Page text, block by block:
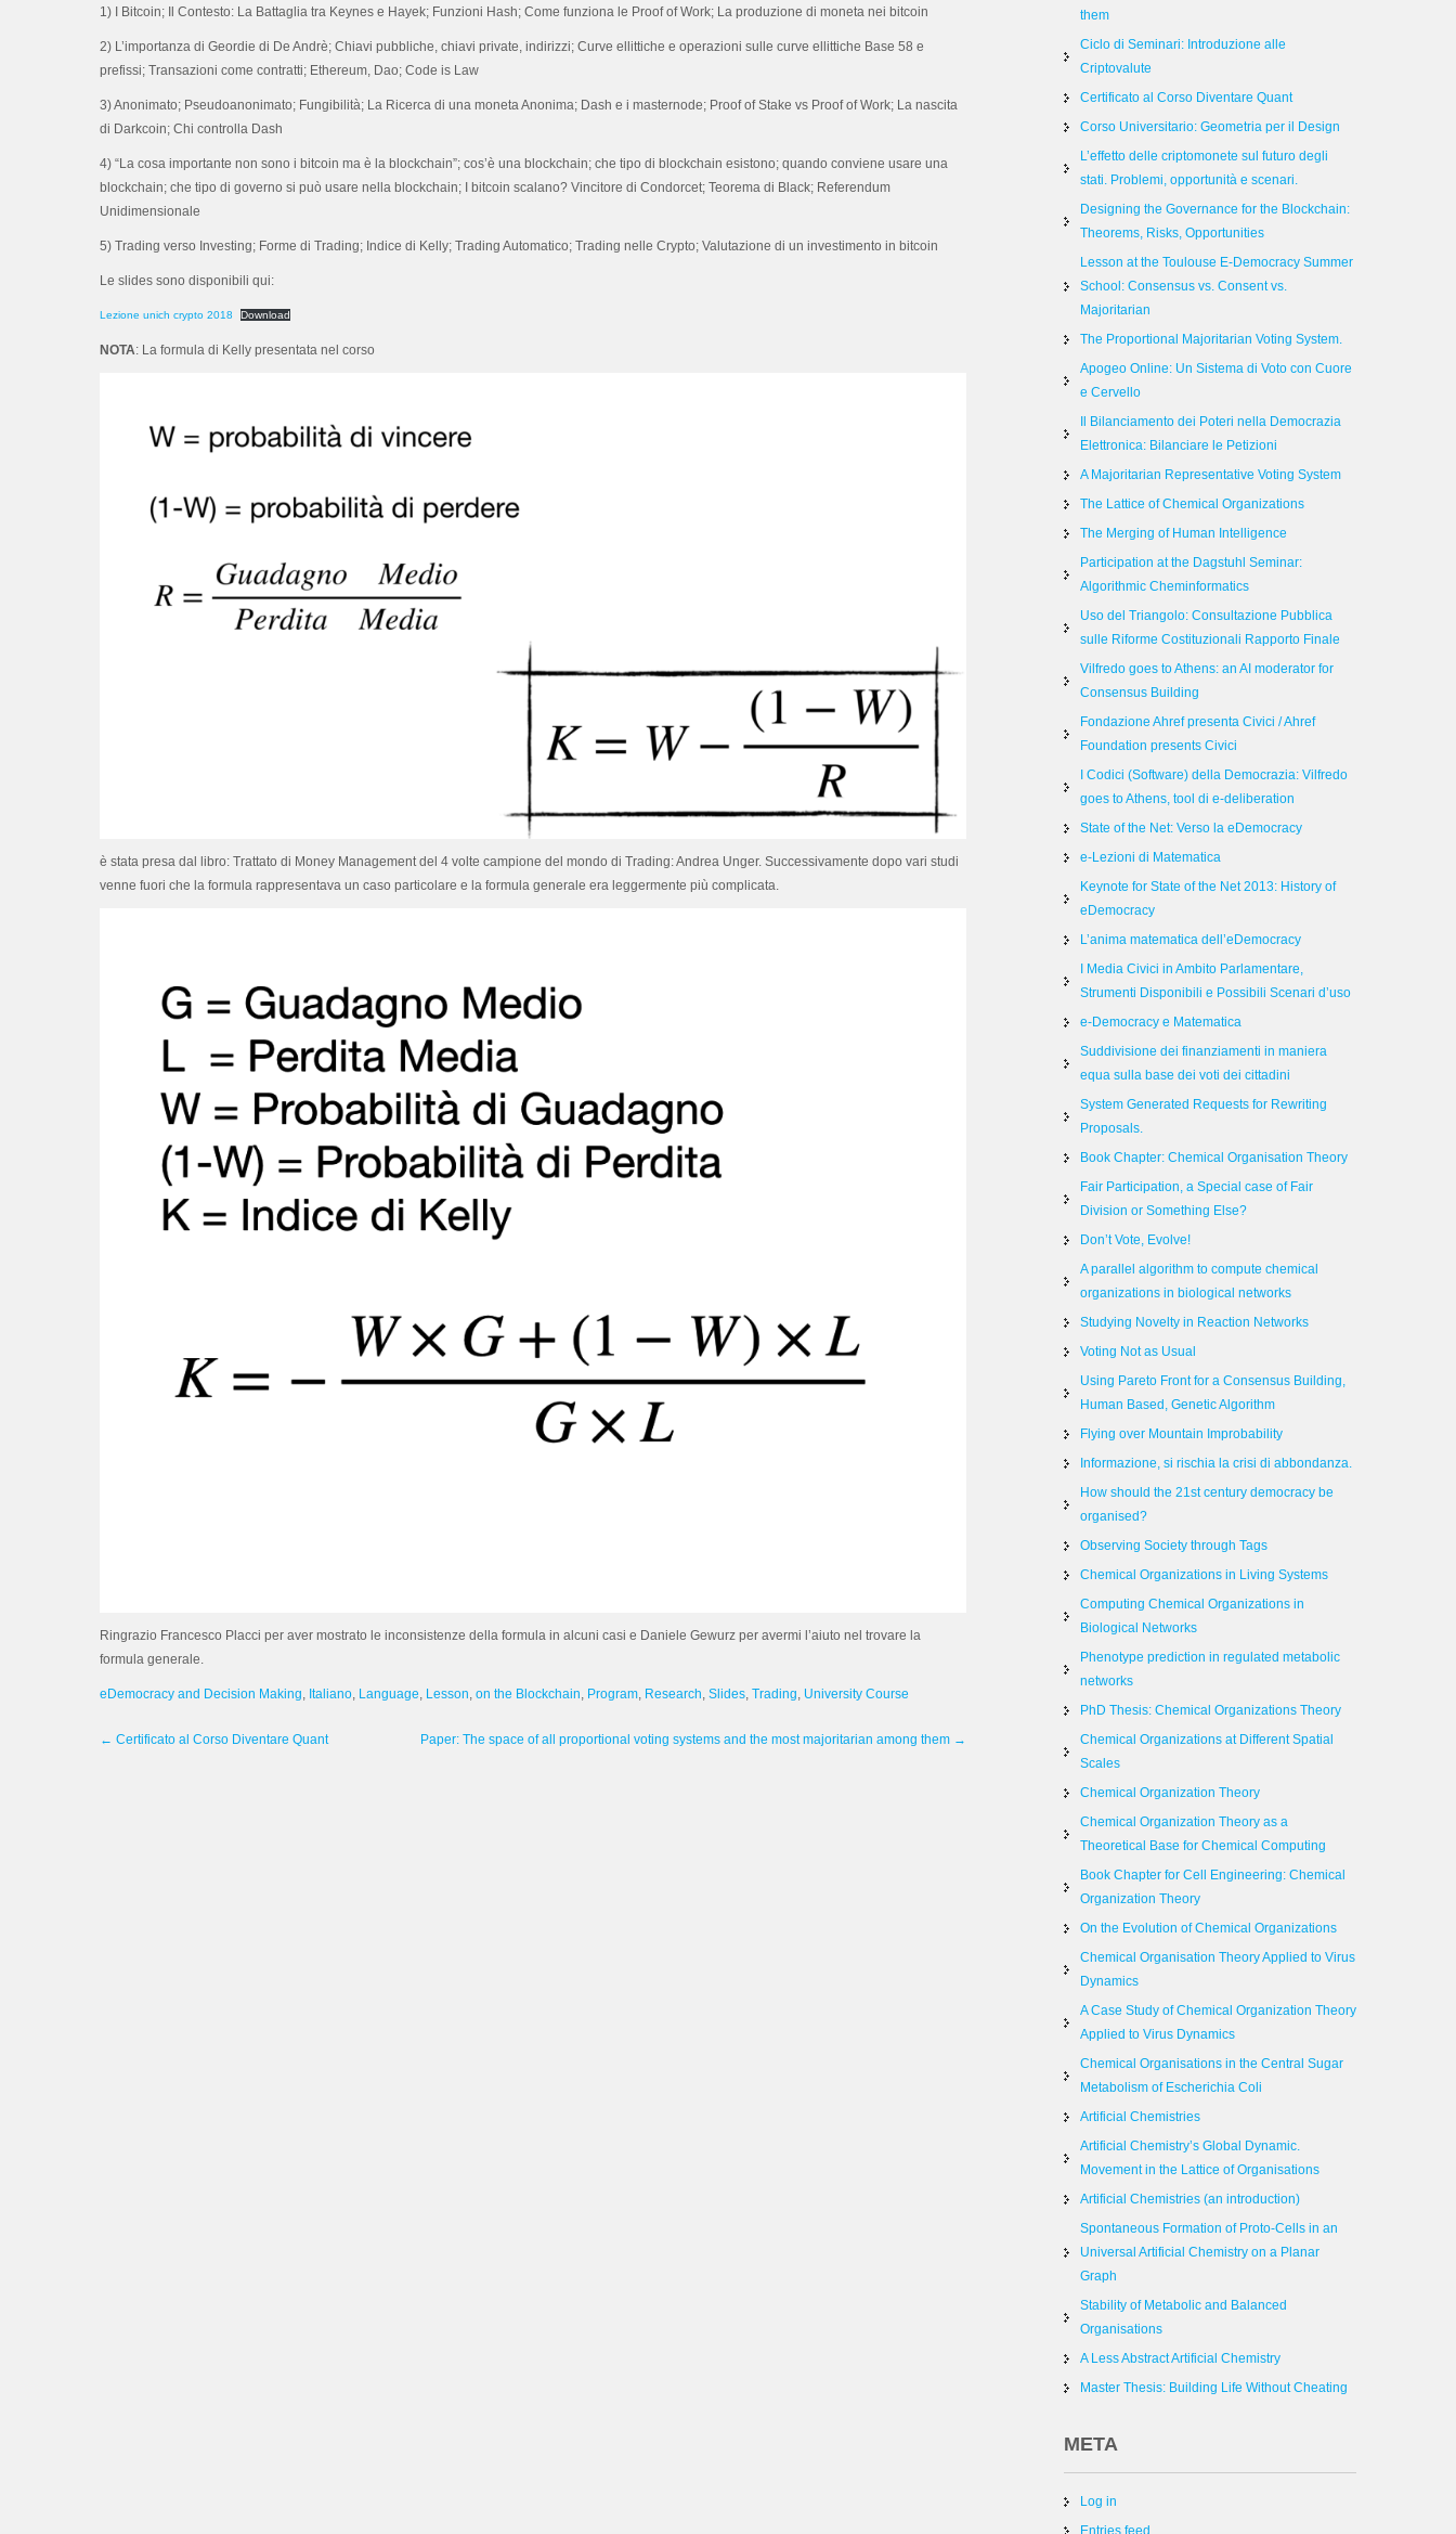
1) I Bitcoin; Il Contesto: La Battaglia tra Keynes e Hayek; Funzioni Hash; Come funziona le Proof of Work; La produzione di moneta nei bitcoin
2) L’importanza di Geordie di De Andrè; Chiavi pubbliche, chiavi private, indirizzi; Curve ellittiche e operazioni sulle curve ellittiche Base 58 e
prefissi; Transazioni come contratti; Ethereum, Dao; Code is Law
3) Anonimato; Pseudoanonimato; Fungibilità; La Ricerca di una moneta Anonima; Dash e i masternode; Proof of Stake vs Proof of Work; La nascita
di Darkcoin; Chi controlla Dash
4) “La cosa importante non sono i bitcoin ma è la blockchain”; cos’è una blockchain; che tipo di blockchain esistono; quando conviene usare una
blockchain; che tipo di governo si può usare nella blockchain; I bitcoin scalano? Vincitore di Condorcet; Teorema di Black; Referendum
Unidimensionale
5) Trading verso Investing; Forme di Trading; Indice di Kelly; Trading Automatico; Trading nelle Crypto; Valutazione di un investimento in bitcoin
Le slides sono disponibili qui:
Lezione unich crypto 2018 Download
NOTA: La formula di Kelly presentata nel corso
è stata presa dal libro: Trattato di Money Management del 4 volte campione del mondo di Trading: Andrea Unger. Successivamente dopo vari studi
venne fuori che la formula rappresentava un caso particolare e la formula generale era leggermente più complicata.
Ringrazio Francesco Placci per aver mostrato le inconsistenze della formula in alcuni casi e Daniele Gewurz per avermi l’aiuto nel trovare la
formula generale.
eDemocracy and Decision Making Italiano Language Lesson on the Blockchain Program Research Slides Trading University Course
← Certificato al Corso Diventare Quant Paper: The space of all proportional voting systems and the most majoritarian among them →
them
Ciclo di Seminari: Introduzione alle
Criptovalute
Certificato al Corso Diventare Quant
Corso Universitario: Geometria per il Design
L’effetto delle criptomonete sul futuro degli
stati. Problemi, opportunità e scenari.
Designing the Governance for the Blockchain:
Theorems, Risks, Opportunities
Lesson at the Toulouse E-Democracy Summer
School: Consensus vs. Consent vs.
Majoritarian
The Proportional Majoritarian Voting System.
Apogeo Online: Un Sistema di Voto con Cuore
e Cervello
Il Bilanciamento dei Poteri nella Democrazia
Elettronica: Bilanciare le Petizioni
A Majoritarian Representative Voting System
The Lattice of Chemical Organizations
The Merging of Human Intelligence
Participation at the Dagstuhl Seminar:
Algorithmic Cheminformatics
Uso del Triangolo: Consultazione Pubblica
sulle Riforme Costituzionali Rapporto Finale
Vilfredo goes to Athens: an AI moderator for
Consensus Building
Fondazione Ahref presenta Civici / Ahref
Foundation presents Civici
I Codici (Software) della Democrazia: Vilfredo
goes to Athens, tool di e-deliberation
State of the Net: Verso la eDemocracy
e-Lezioni di Matematica
Keynote for State of the Net 2013: History of
eDemocracy
L’anima matematica dell’eDemocracy
I Media Civici in Ambito Parlamentare,
Strumenti Disponibili e Possibili Scenari d’uso
e-Democracy e Matematica
Suddivisione dei finanziamenti in maniera
equa sulla base dei voti dei cittadini
System Generated Requests for Rewriting
Proposals.
Book Chapter: Chemical Organisation Theory
Fair Participation, a Special case of Fair
Division or Something Else?
Don’t Vote, Evolve!
A parallel algorithm to compute chemical
organizations in biological networks
Studying Novelty in Reaction Networks
Voting Not as Usual
Using Pareto Front for a Consensus Building,
Human Based, Genetic Algorithm
Flying over Mountain Improbability
Informazione, si rischia la crisi di abbondanza.
How should the 21st century democracy be
organised?
Observing Society through Tags
Chemical Organizations in Living Systems
Computing Chemical Organizations in
Biological Networks
Phenotype prediction in regulated metabolic
networks
PhD Thesis: Chemical Organizations Theory
Chemical Organizations at Different Spatial
Scales
Chemical Organization Theory
Chemical Organization Theory as a
Theoretical Base for Chemical Computing
Book Chapter for Cell Engineering: Chemical
Organization Theory
On the Evolution of Chemical Organizations
Chemical Organisation Theory Applied to Virus
Dynamics
A Case Study of Chemical Organization Theory
Applied to Virus Dynamics
Chemical Organisations in the Central Sugar
Metabolism of Escherichia Coli
Artificial Chemistries
Artificial Chemistry’s Global Dynamic.
Movement in the Lattice of Organisations
Artificial Chemistries (an introduction)
Spontaneous Formation of Proto-Cells in an
Universal Artificial Chemistry on a Planar
Graph
Stability of Metabolic and Balanced
Organisations
A Less Abstract Artificial Chemistry
Master Thesis: Building Life Without Cheating
META
Log in
Entries feed